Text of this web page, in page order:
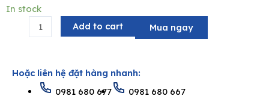
3.300.000₫.1.980.000₫.
In stock
Lavabo
AT070
quantity
Add to cart Mua ngay
Hoặc liên hệ đặt hàng nhanh:
0981 680 677
0981 680 667